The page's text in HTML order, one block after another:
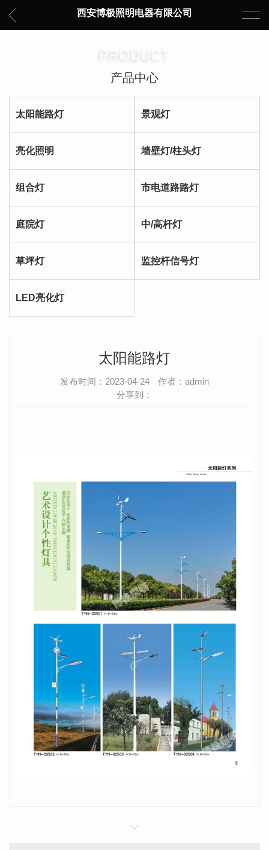
西安博极照明电器有限公司
PRODUCT
产品中心
太阳能路灯 景观灯
亮化照明 墙壁灯/柱头灯
组合灯 市电道路路灯
庭院灯 中/高杆灯
草坪灯 监控杆信号灯
LED亮化灯
太阳能路灯
发布时间：2023-04-24
作者：admin
分享到：